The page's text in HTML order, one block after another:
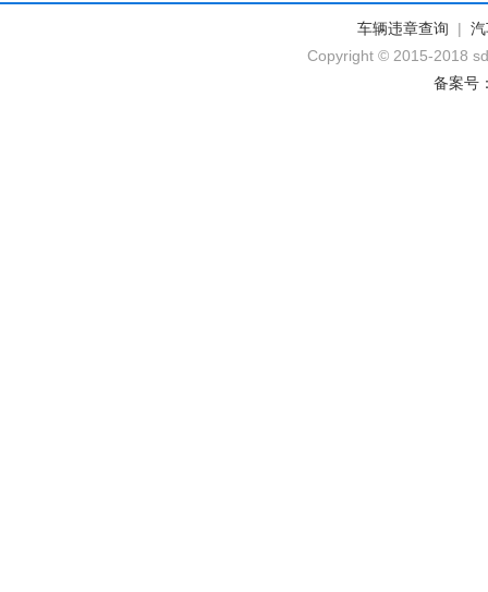
车辆违章查询 |
Copyright © 2015-2018
备案号